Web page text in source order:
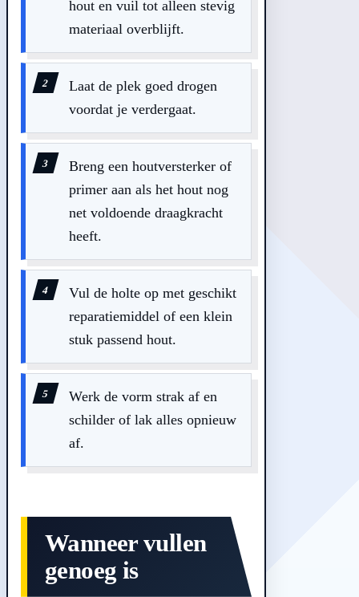
hout en vuil tot alleen stevig
materiaal overblijft.
Laat de plek goed drogen
voordat je verdergaat.
Breng een houtversterker of
primer aan als het hout nog
net voldoende draagkracht
heeft.
Vul de holte op met geschikt
reparatiemiddel of een klein
stuk passend hout.
Werk de vorm strak af en
schilder of lak alles opnieuw
af.
Wanneer vullen
genoeg is